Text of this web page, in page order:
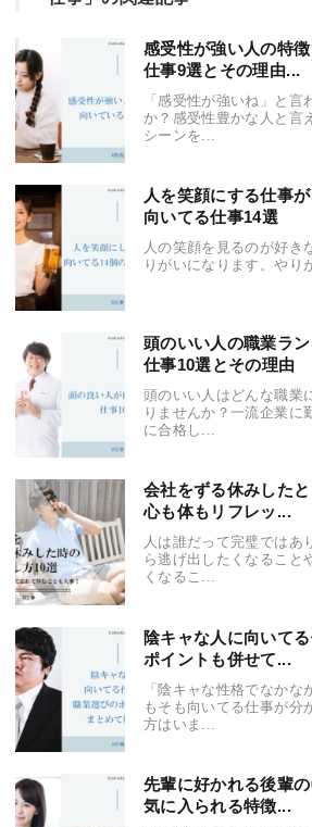
感受性が強い人の特
仕事9選とその理由...
「感受性が強いね」と
か？感受性豊かな人と言
シーンを...
人を笑顔にする仕事
向いてる仕事14選
人の笑顔を見るのが好き
りがいになります。や
頭のいい人の職業ラ
仕事10選とその理由
頭のいい人はどんな職業
りませんか？一流企業に
に合格し...
会社をずる休みしたと
心も体もリフレッ...
人は誰だって完璧ではあ
ら逃げ出したくなること
くなるこ...
陰キャな人に向いて
ポイントも併せて...
「陰キャな性格でなか
もそも向いてる仕事が分
方はいま...
先輩に好かれる後輩
気に入られる特徴...